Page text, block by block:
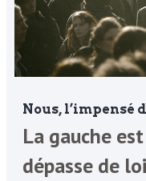
Nous, l’impensé
La gauche
dépasse de